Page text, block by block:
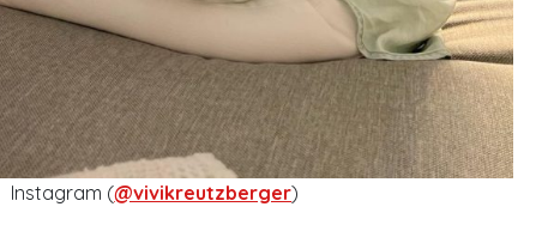
Instagram (@vivikreutzberger)